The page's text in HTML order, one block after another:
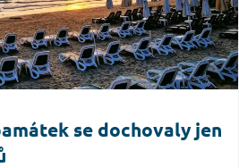
se dochovaly jen